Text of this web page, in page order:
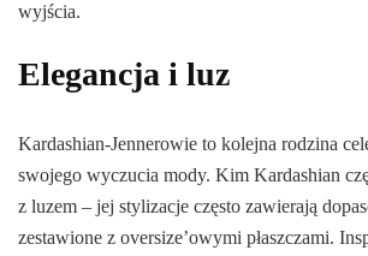
wyjścia.
Elegancja i luz
Kardashian-Jennerowie to kolejna rodzina
swojego wyczucia mody. Kim Kardashian
z luzem – jej stylizacje często zawierają
zestawione z oversize’owymi płaszczami.